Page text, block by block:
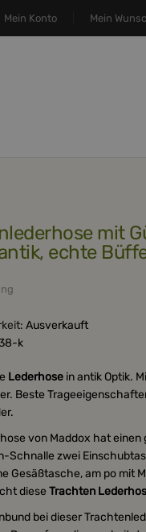
Mein Konto Mein
echte
Ausverkauft
k
Lederhose in antik Optik.
Beste
von Maddox hat
Schnalle zwei
Gesäßtasche, am po mit
diese Trachten
bei dieser